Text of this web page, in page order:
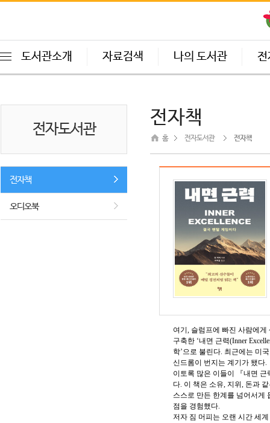
도서관소개 자료검색 나의 도서관 전
전자도서관
전자책
오디오북
전자책
홈 전자도서관 전자책
여기, 슬럼프에 빠진 사람에
구축한 ‘내면 근력(Inner
학’으로 불린다. 최근에는 미
신드롬이 번지는 계기가 됐다.
이토록 많은 이들이 『내면
다. 이 책은 소유, 지위, 돈과
스스로 만든 한계를 넘어서게
점을 경험했다.
저자 짐 머피는 오랜 시간 세